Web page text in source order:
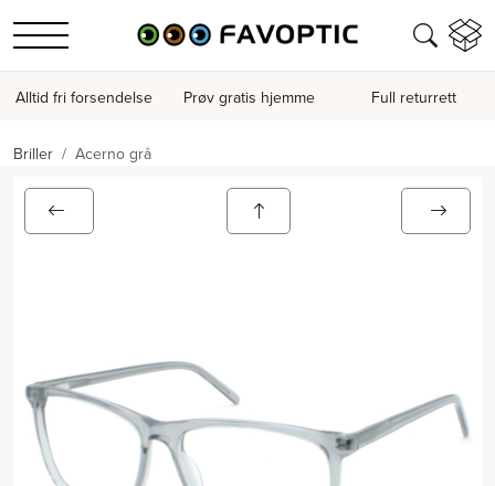
Alltid fri forsendelse Prøv gratis hjemme Full returrett
Briller Acerno grå